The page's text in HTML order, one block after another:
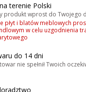
terenie Polski
produkt wprost do Twojego
płyt i blatów meblowych
w celu uzgodnienia
do 14 dni
nie spełnił Twoich